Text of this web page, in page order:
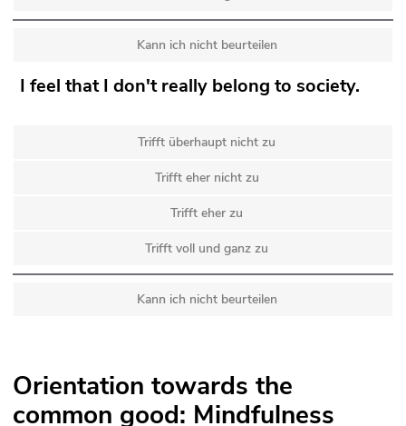
Kann ich nicht beurteilen
I feel that I don't really belong to society.
Trifft überhaupt nicht zu
Trifft eher nicht zu
Trifft eher zu
Trifft voll und ganz zu
Kann ich nicht beurteilen
Orientation towards the
common good: Mindfulness